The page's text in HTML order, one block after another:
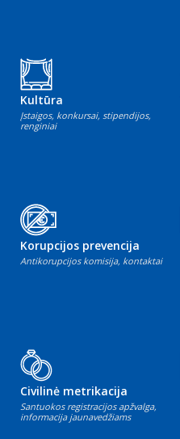
Kultūra
Įstaigos, konkursai, stipendijos,
renginiai
Korupcijos prevencija
Antikorupcijos komisija, kontaktai
Civilinė metrikacija
Santuokos registracijos apžvalga,
informacija jaunavedžiams